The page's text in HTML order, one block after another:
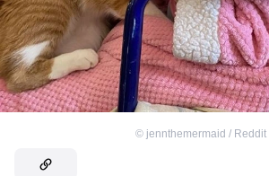
© jennthemermaid / Reddit